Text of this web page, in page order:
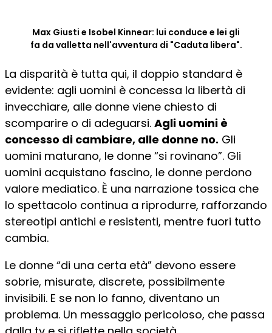
Max Giusti e Isobel Kinnear: lui conduce e lei gli
fa da valletta nell'avventura di "Caduta libera".
La disparità è tutta qui, il doppio standard è
evidente: agli uomini è concessa la libertà di
invecchiare, alle donne viene chiesto di
scomparire o di adeguarsi. Agli uomini è
concesso di cambiare, alle donne no. Gli
uomini maturano, le donne “si rovinano”. Gli
uomini acquistano fascino, le donne perdono
valore mediatico. È una narrazione tossica che
lo spettacolo continua a riprodurre, rafforzando
stereotipi antichi e resistenti, mentre fuori tutto
cambia.
Le donne “di una certa età” devono essere
sobrie, misurate, discrete, possibilmente
invisibili. E se non lo fanno, diventano un
problema. Un messaggio pericoloso, che passa